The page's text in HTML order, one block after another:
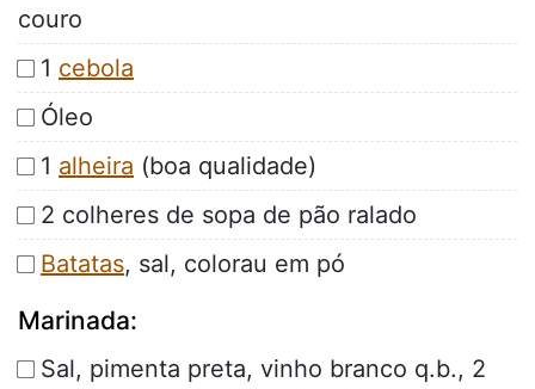
couro
1 cebola
Óleo
1 alheira (boa qualidade)
2 colheres de sopa de pão ralado
Batatas, sal, colorau em pó
Marinada:
Sal, pimenta preta, vinho branco q.b., 2